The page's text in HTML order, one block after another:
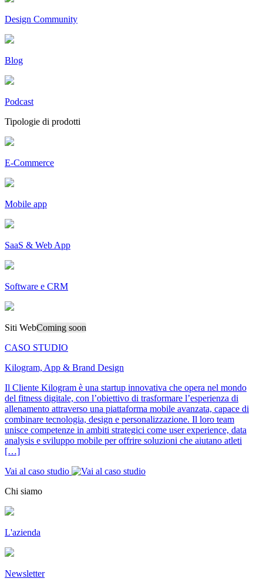
Design Community
Blog
Podcast
Tipologie di prodotti
E-Commerce
Mobile app
SaaS & Web App
Software e CRM
Siti WebComing soon
CASO STUDIO
Kilogram, App & Brand Design
Il Cliente Kilogram è una startup innovativa che opera nel mondo
del fitness digitale, con l’obiettivo di trasformare l’esperienza di
allenamento attraverso una piattaforma mobile avanzata, capace di
combinare tecnologia, design e personalizzazione. Il loro team
unisce competenze in ambiti strategici come user experience, data
analysis e sviluppo mobile per offrire soluzioni che aiutano atleti
[…]
Vai al caso studio
Chi siamo
L'azienda
Newsletter